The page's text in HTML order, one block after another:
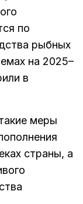
по
рыбных
на 2025–
в
меры
страны, а